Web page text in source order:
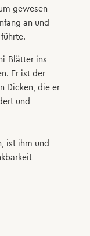
gewesen
an und
Blätter ins
Er ist der
Dicken, die er
und
ist ihm und